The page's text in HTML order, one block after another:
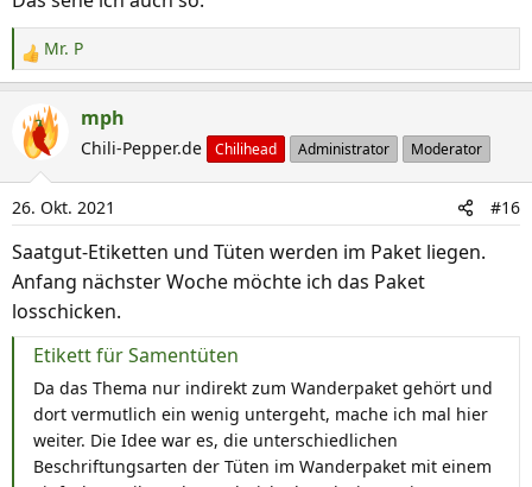
R
e
a
k
i
o
n
n
:
Mr. P
mph
Chili-Pepper.de Chilihead Administrator Moderator
26. Okt. 2021 #16
Saatgut-Etiketten und Tüten werden im Paket liegen.
Anfang nächster Woche möchte ich das Paket
losschicken.
Etikett für Samentüten
Da das Thema nur indirekt zum Wanderpaket gehört und
dort vermutlich ein wenig untergeht, mache ich mal hier
weiter. Die Idee war es, die unterschiedlichen
Beschriftungsarten der Tüten im Wanderpaket mit einem